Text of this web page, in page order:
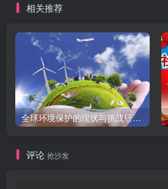
相关推荐
全球环境保护的现状与挑战研究报告
评论 抢沙发